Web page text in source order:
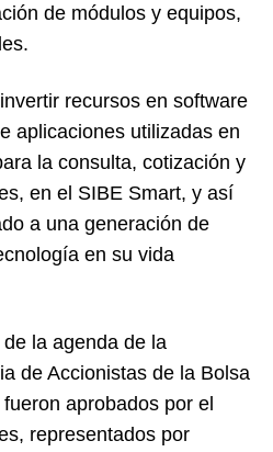
de módulos y equipos,
recursos en software
aplicaciones utilizadas en
la consulta, cotización y
en el SIBE Smart, y así
a una generación de
en su vida
la agenda de la
de Accionistas de la Bolsa
aprobados por el
representados por